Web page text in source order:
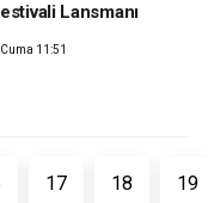
Lansmanı
11:51
17 18 19